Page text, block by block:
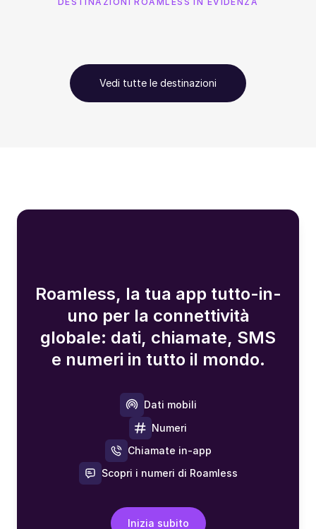
Vedi tutte le destinazioni
Roamless, la tua app tutto-in-
uno per la connettività
globale: dati, chiamate, SMS
e numeri in tutto il mondo.
Dati mobili
Numeri
Chiamate in-app
Scopri i numeri di Roamless
Inizia subito